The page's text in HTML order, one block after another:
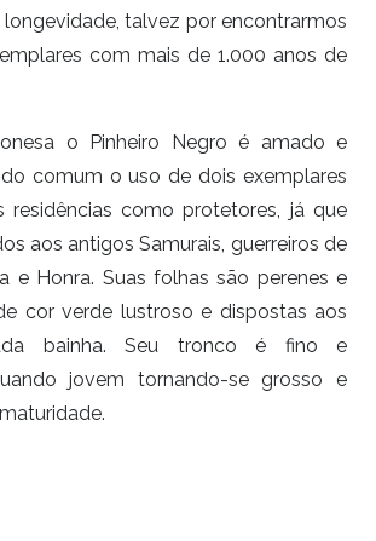
talvez por encontrarmos
com mais de 1.000 anos de
o Pinheiro Negro é amado e
comum o uso de dois exemplares
residências como protetores, já que
aos antigos Samurais, guerreiros de
e Honra. Suas folhas são perenes e
cor verde lustroso e dispostas aos
bainha. Seu tronco é fino e
jovem tornando-se grosso e